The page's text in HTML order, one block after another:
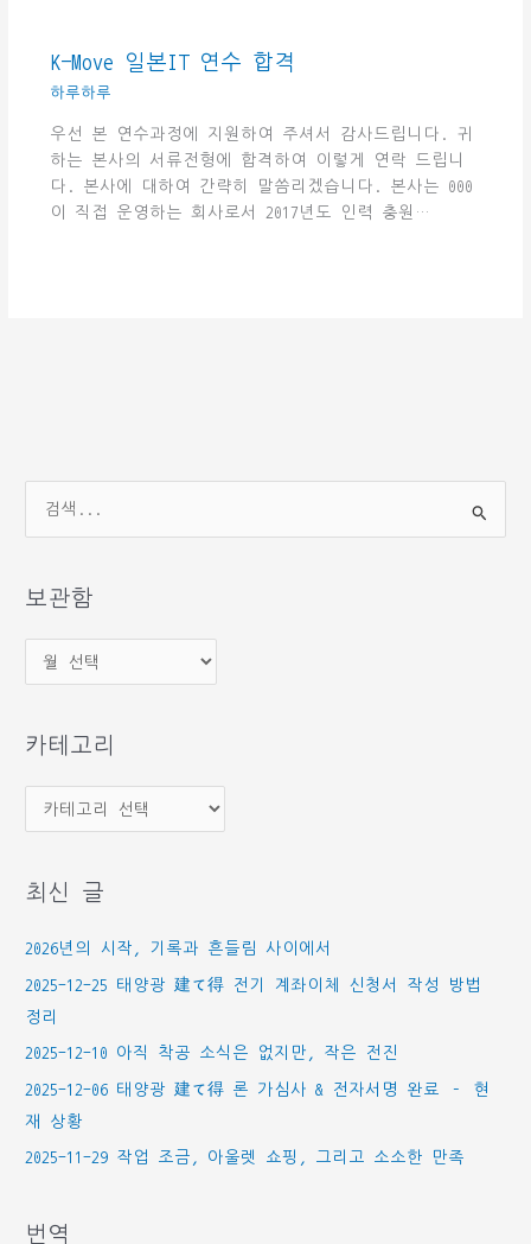
K-Move 일본IT 연수 합격
하루하루
우선 본 연수과정에 지원하여 주셔서 감사드립니다. 귀
하는 본사의 서류전형에 합격하여 이렇게 연락 드립니
다. 본사에 대하여 간략히 말씀리겠습니다. 본사는 000
이 직접 운영하는 회사로서 2017년도 인력 충원…
상
보관함
관
카테고리
테
리
최신 글
2026년의 시작, 기록과 흔들림 사이에서
2025-12-25 태양광 建て得 전기 계좌이체 신청서 작성 방법
정리
2025-12-10 아직 착공 소식은 없지만, 작은 전진
2025-12-06 태양광 建て得 론 가심사 & 전자서명 완료 – 현
재 상황
2025-11-29 작업 조금, 아울렛 쇼핑, 그리고 소소한 만족
번역